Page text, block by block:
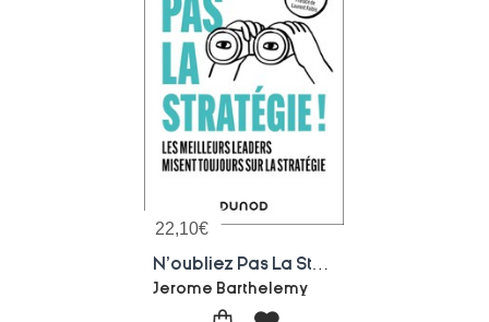
22,10€
Jerome Barthelemy